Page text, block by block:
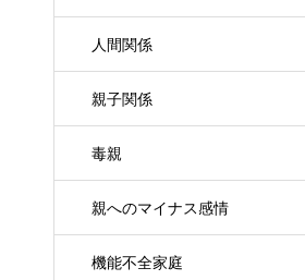
人間関係
親子関係
毒親
親へのマイナス感情
機能不全家庭